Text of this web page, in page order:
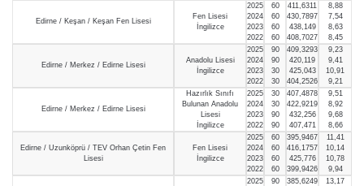
Edirne / Keşan / Keşan Fen Lisesi
Fen Lisesi
İngilizce
2025
2024
2023
2022
60
60
60
60
411,6311
430,7897
438,149
408,7027
8,88
7,54
8,63
8,45
Edirne / Merkez / Edirne Lisesi
Anadolu Lisesi
İngilizce
2025
2024
2023
2022
90
90
30
30
409,3293
420,119
425,043
404,2526
9,23
9,41
10,91
9,21
Edirne / Merkez / Edirne Lisesi
Hazırlık Sınıfı
Bulunan Anadolu
Lisesi
İngilizce
2025
2024
2023
2022
30
30
90
90
407,4878
422,9219
432,256
407,471
9,51
8,92
9,68
8,66
Edirne / Uzunköprü / TEV Orhan Çetin Fen
Lisesi
Fen Lisesi
İngilizce
2025
2024
2023
2022
60
60
60
60
395,9467
416,1757
425,776
399,9426
11,41
10,14
10,78
9,94
2025
90
385,6249
13,17